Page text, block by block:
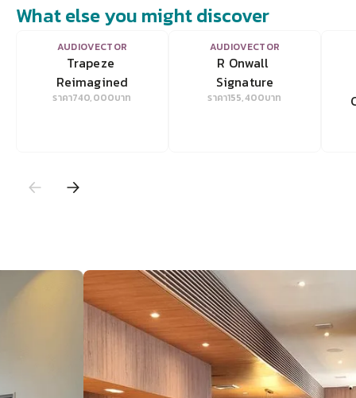
What else you might discover
VIEW
AUDIOVECTOR
Trapeze
Reimagined
ราคา740,000บาท
VIEW
AUDIOVECTOR
R Onwall
Signature
ราคา155,400บาท